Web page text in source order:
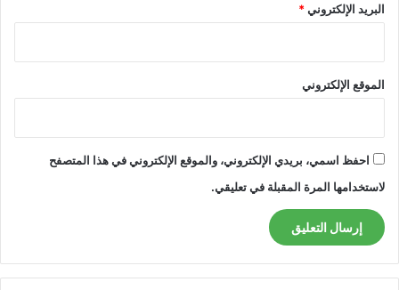
البريد الإلكتروني*
الموقع الإلكتروني
احفظ اسمي، بريدي الإلكتروني، والموقع الإلكتروني في هذا المتصفح
لاستخدامها المرة المقبلة في تعليقي.